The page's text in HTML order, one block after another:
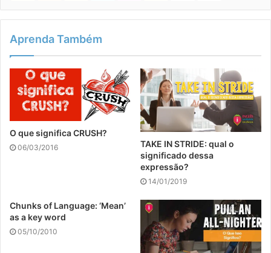
Aprenda Também
O que significa CRUSH?
06/03/2016
TAKE IN STRIDE: qual o
significado dessa
expressão?
14/01/2019
Chunks of Language: ‘Mean’
as a key word
05/10/2010